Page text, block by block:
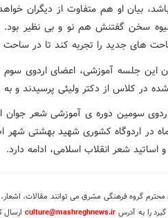
بیان او هم متفاوت از دیگران
سخن گفتنش هم نو و بی نظیر
های جدید را تجربه کند تا در
این جلسه آموزشی، اعضای اردوی سوم
در کلاس از دکتر ولیئی پرسیدند و
در اردوگاه کشوری شهید بهشتی شهر
و اساتید شعر انقلاب اسلامی، ادامه دارد.
محترم گروه فرهنگی مشرق می توانند مقالات،
را به آدرس culture@mashreghnews.irارسال